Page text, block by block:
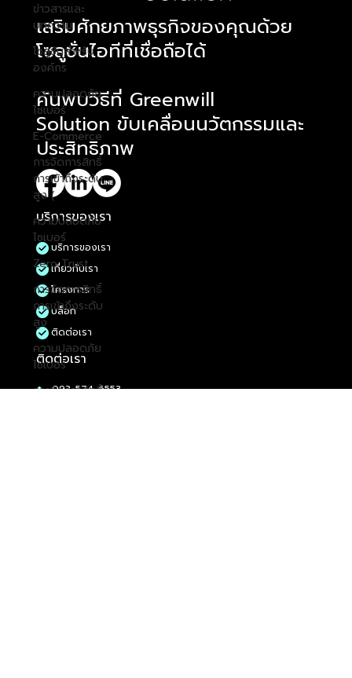
ข่าวสารและ
บทความ
โซลูชันสำหรับ
องค์กร
ความปลอดภัย
ไซเบอร์
E-Commerce
การจัดการสิทธิ์
การเข้าถึงระดับ
สูง (
ความปลอดภัย
ไซเบอร์
Zero Trust
การจัดการสิทธิ์
การเข้าถึงระดับ
สูง
ความปลอดภัย
ไซเบอร์
การจัดการสิทธิ์
​เสริมศักยภาพธุรกิจของคุณด้วย
โซลูชั่นไอทีที่เชื่อถือได้
ค้นพบวิธีที่ Greenwill
Solution ขับเคลื่อนนวัตกรรมและ
ประสิทธิภาพ
บริการของเรา
บริการของเรา
เกี่ยวกับเรา
โครงการ
บล็อก
ติดต่อเรา
ติดต่อเรา
093-574-6553